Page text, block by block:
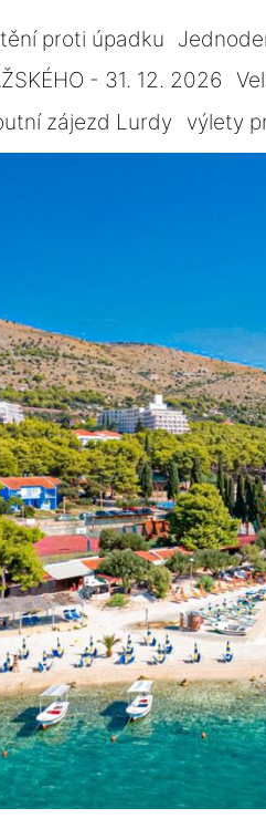
proti úpadku
- 31. 12. 2026
zájezd Lurdy výlety